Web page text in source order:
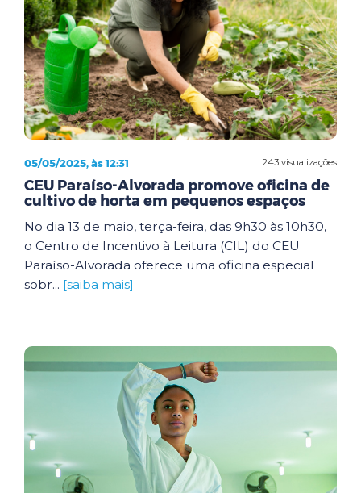
243 visualizações
05/05/2025, às 12:31
CEU Paraíso-Alvorada promove oficina de
cultivo de horta em pequenos espaços
No dia 13 de maio, terça-feira, das 9h30 às 10h30,
o Centro de Incentivo à Leitura (CIL) do CEU
Paraíso-Alvorada oferece uma oficina especial
sobr... [saiba mais]